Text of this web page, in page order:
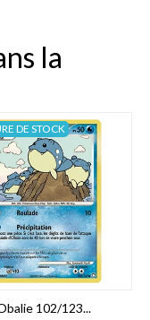
la
102/123...
DE STOCK